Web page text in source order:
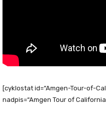
[cyklostat id=“Amgen-Tour-of-
nadpis=“Amgen Tour of